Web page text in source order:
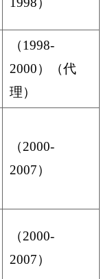
（1998-
2000）（代
理）
（2000-
2007）
（2000-
2007）